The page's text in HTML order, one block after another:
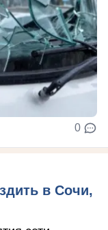
0
в Сочи,